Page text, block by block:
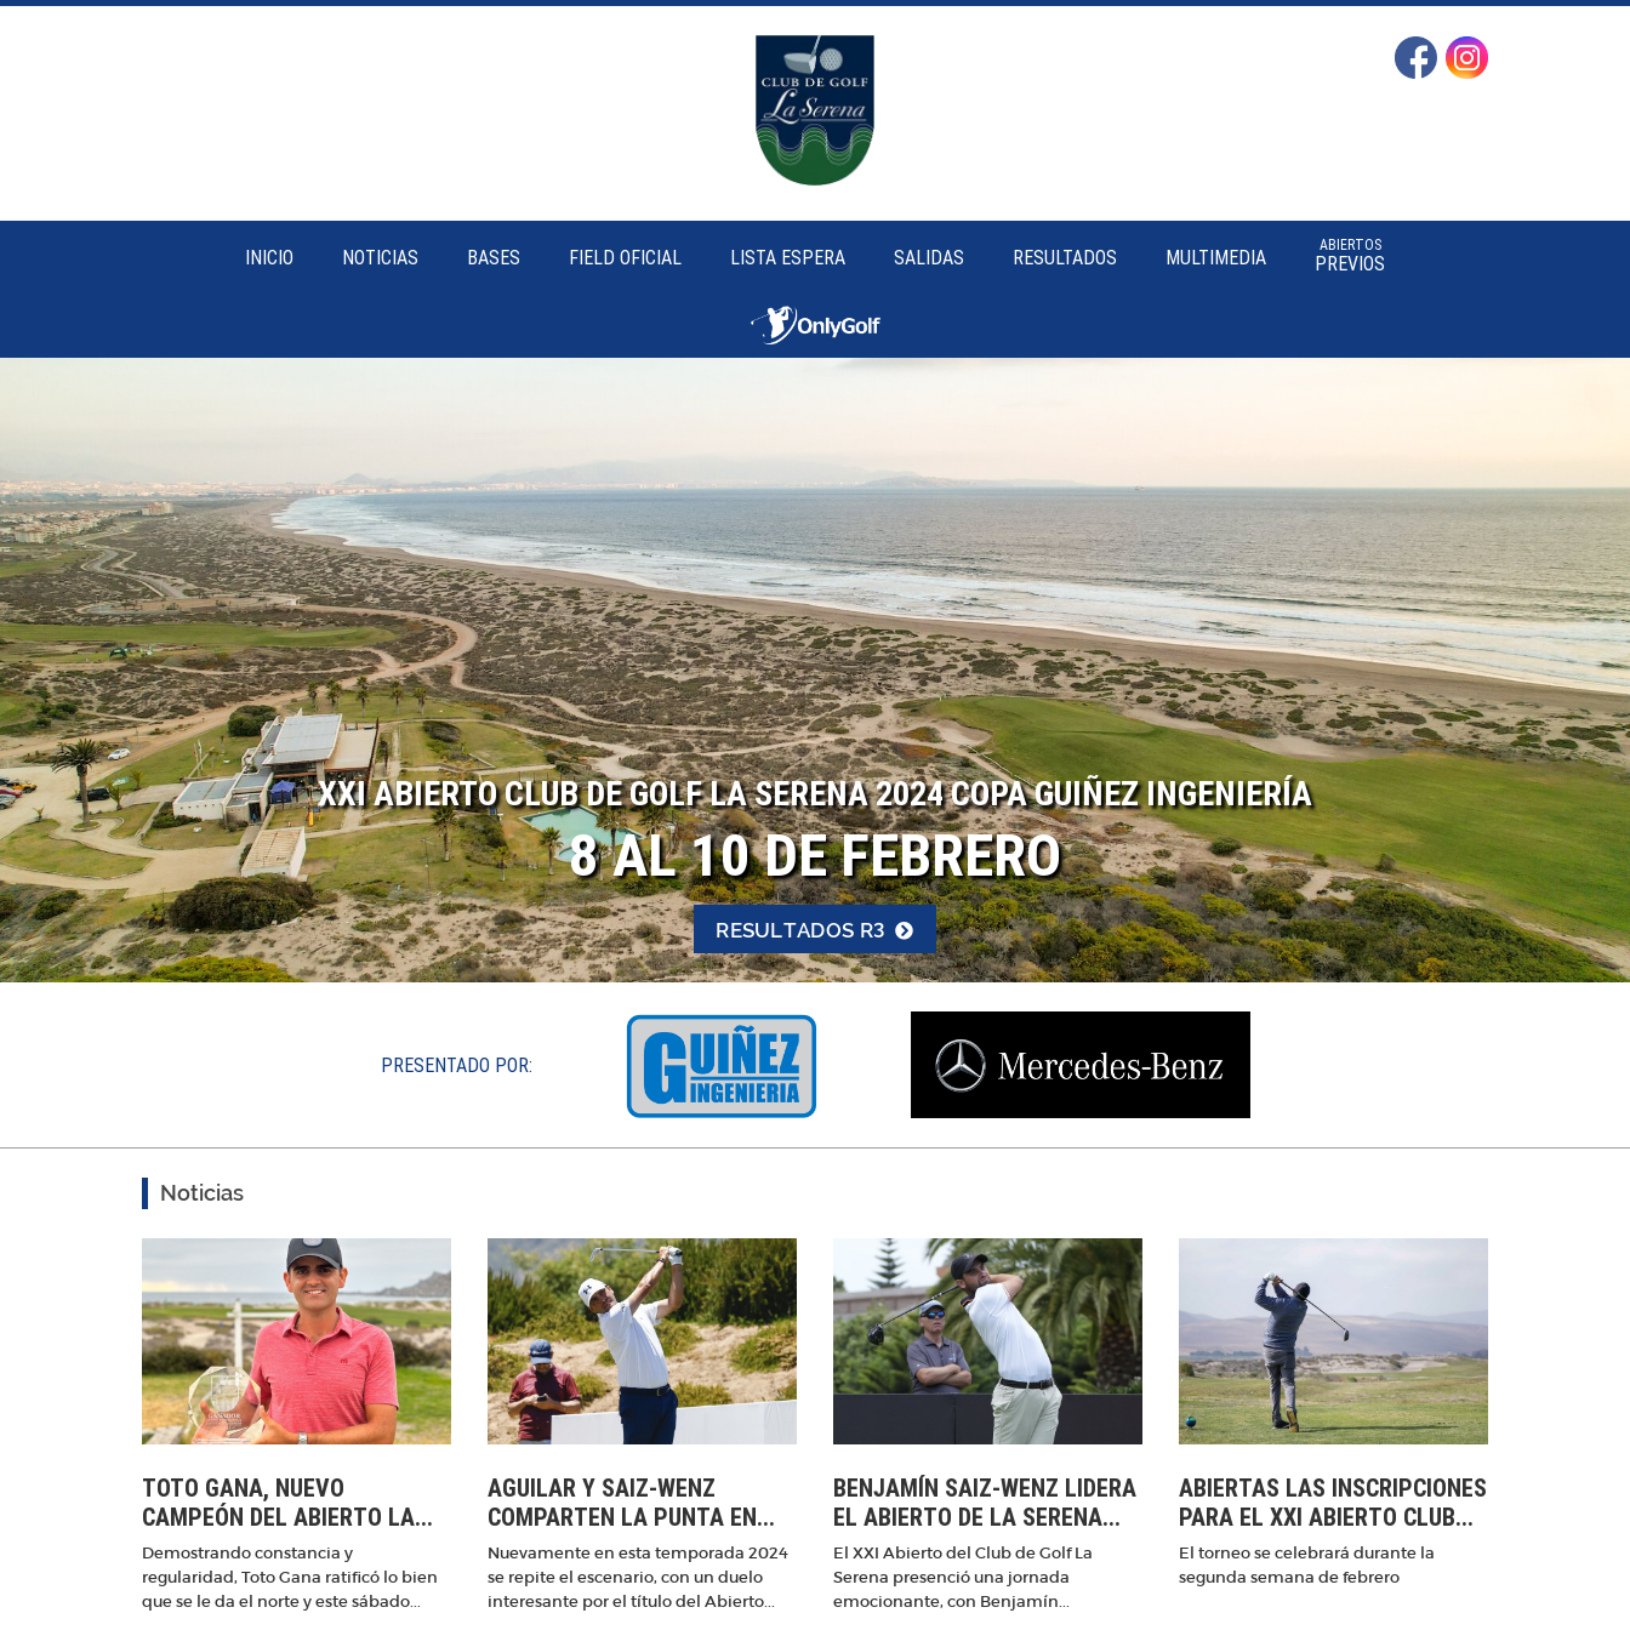
INICIO NOTICIAS BASES FIELD OFICIAL LISTA ESPERA SALIDAS RESULTADOS MULTIMEDIA
ABIERTOS
PREVIOS
XXI ABIERTO CLUB DE GOLF LA SERENA 2024 COPA GUIÑEZ INGENIERÍA
8 AL 10 DE FEBRERO
RESULTADOS R3
PRESENTADO POR:
Noticias
TOTO GANA, NUEVO
CAMPEÓN DEL ABIERTO LA...
Demostrando constancia y
regularidad, Toto Gana ratificó lo bien
que se le da el norte y este sábado...
AGUILAR Y SAIZ-WENZ
COMPARTEN LA PUNTA EN...
Nuevamente en esta temporada 2024
se repite el escenario, con un duelo
interesante por el título del Abierto...
BENJAMÍN SAIZ-WENZ LIDERA
EL ABIERTO DE LA SERENA...
El XXI Abierto del Club de Golf La
Serena presenció una jornada
emocionante, con Benjamín...
ABIERTAS LAS INSCRIPCIONES
PARA EL XXI ABIERTO CLUB...
El torneo se celebrará durante la
segunda semana de febrero